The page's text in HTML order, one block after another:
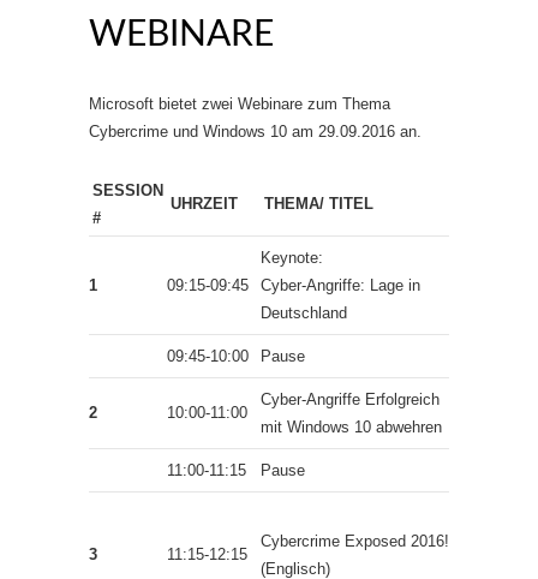
WEBINARE
Microsoft bietet zwei Webinare zum Thema
Cybercrime und Windows 10 am 29.09.2016 an.
SESSION
#
UHRZEIT THEMA/ TITEL
1 09:15-09:45
Keynote:
Cyber-Angriffe: Lage in
Deutschland
09:45-10:00 Pause
2 10:00-11:00
Cyber-Angriffe Erfolgreich
mit Windows 10 abwehren
11:00-11:15 Pause
3 11:15-12:15
Cybercrime Exposed 2016!
(Englisch)